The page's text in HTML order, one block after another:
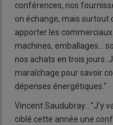
conférences, nos
on échange, mais surtout
apporter les
machines, emballages...
nos achats en trois jours.
maraîchage pour savoir
dépenses énergétiques."
Vincent Saudubray : "J'y
ciblé cette année une